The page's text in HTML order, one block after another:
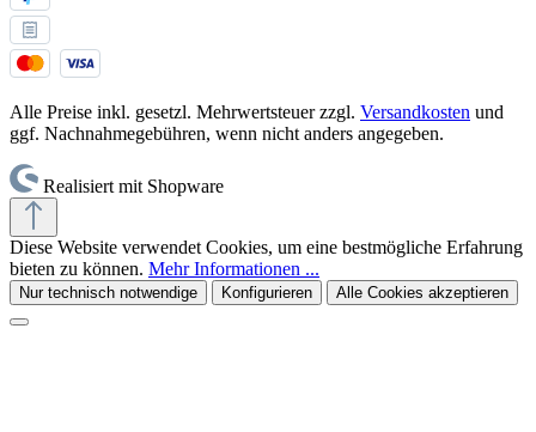
Alle Preise inkl. gesetzl. Mehrwertsteuer zzgl. Versandkosten und
ggf. Nachnahmegebühren, wenn nicht anders angegeben.
Realisiert mit Shopware
Diese Website verwendet Cookies, um eine bestmögliche Erfahrung
bieten zu können. Mehr Informationen ...
Nur technisch notwendige Konfigurieren Alle Cookies akzeptieren